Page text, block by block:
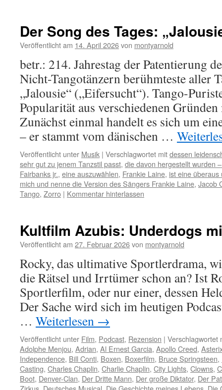
Der Song des Tages:
Veröffentlicht am 14. April 2026von montyarnold
betr.: 214. Jahrestag der Patentierung
Nicht-Tangotänzern berühmteste aller
„Jalousie“ („Eifersucht“). Tango-
Popularität aus verschiedenen
Zunächst einmal handelt es sich um
– er stammt vom dänischen …
Veröffentlicht unter Musik | Verschlagwortet mitdessen
sehr gut zu jenem Tanzstil passt, die davon hergestellt wurden
Fairbanks jr., eine auszuwählen, Frankie Laine, ist eine
mich und nenne die Version des Sängers Frankie Laine, Jacob
Tango, Zorro | Kommentar hinterlassen
Kultfilm Azubis: Underdogs
Veröffentlicht am 27. Februar 2026von montyarnold
Rocky, das ultimative Sportlerdrama,
die Rätsel und Irrtümer schon an? Ist
Sportlerfilm, oder nur einer, dessen
Der Sache wird sich im heutigen
… Weiterlesen →
Veröffentlicht unter Film, Podcast, Rezension | Verschlagwortet
Adolphe Menjou, Adrian, Al Ernest Garcia, Apollo Creed,
Independence, Bill Conti, Boxen, Boxerfilm, Bruce Springsteen,
Casting, Charles Chaplin, Charlie Chaplin, City Lights, Clowns,
Boot, Denver-Clan, Der Dritte Mann, Der große Diktator, Der